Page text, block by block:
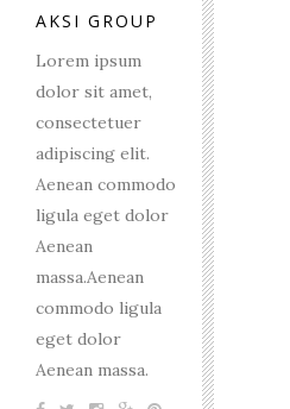
AKSI GROUP
Lorem ipsum
dolor sit amet,
consectetuer
adipiscing elit.
Aenean commodo
ligula eget dolor
Aenean
massa.Aenean
commodo ligula
eget dolor
Aenean massa.